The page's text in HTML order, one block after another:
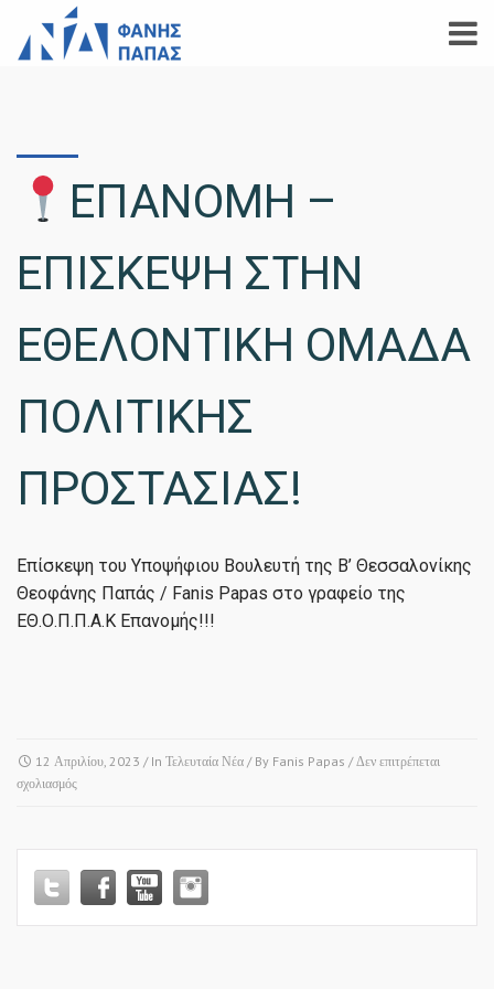
ΕΠΑΝΟΜΗ –
ΕΠΙΣΚΕΨΗ ΣΤΗΝ
ΕΘΕΛΟΝΤΙΚΗ ΟΜΑΔΑ
ΠΟΛΙΤΙΚΗΣ
ΠΡΟΣΤΑΣΙΑΣ!
Επίσκεψη του Υποψήφιου Βουλευτή της Β’ Θεσσαλονίκης
Θεοφάνης Παπάς / Fanis Papas στο γραφείο της
ΕΘ.Ο.Π.Π.Α.Κ Επανομής!!!
12 Απριλίου, 2023 / In Τελευταία Νέα / By Fanis Papas /Δεν επιτρέπεται
σχολιασμόςστο
–
ΕΠΙΣΚΕΨΗ
ΣΤΗΝ